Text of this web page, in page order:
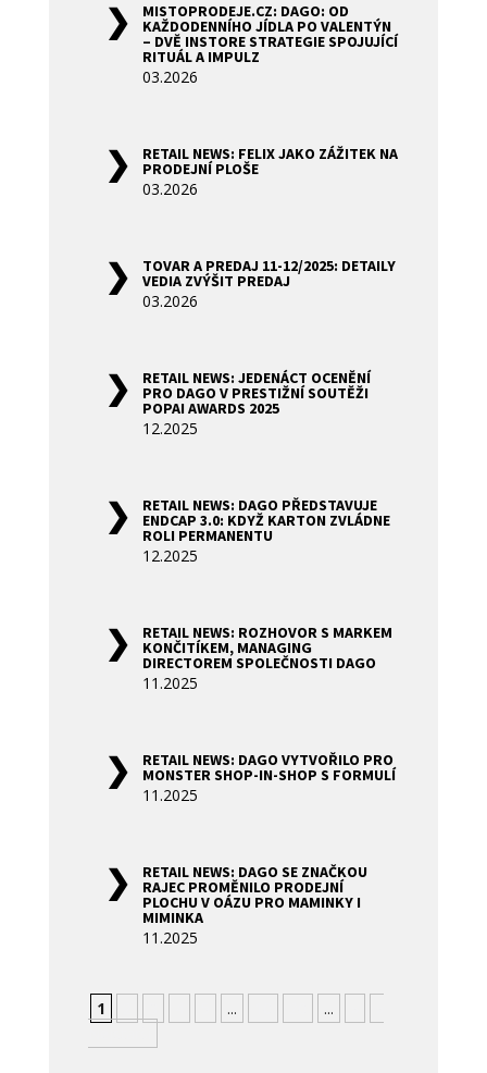
MISTOPRODEJE.CZ: DAGO: OD
KAŽDODENNÍHO JÍDLA PO VALENTÝN
– DVĚ INSTORE STRATEGIE SPOJUJÍCÍ
RITUÁL A IMPULZ
03.2026
RETAIL NEWS: FELIX JAKO ZÁŽITEK NA
PRODEJNÍ PLOŠE
03.2026
TOVAR A PREDAJ 11-12/2025: DETAILY
VEDIA ZVÝŠIT PREDAJ
03.2026
RETAIL NEWS: JEDENÁCT OCENĚNÍ
PRO DAGO V PRESTIŽNÍ SOUTĚŽI
POPAI AWARDS 2025
12.2025
RETAIL NEWS: DAGO PŘEDSTAVUJE
ENDCAP 3.0: KDYŽ KARTON ZVLÁDNE
ROLI PERMANENTU
12.2025
RETAIL NEWS: ROZHOVOR S MARKEM
KONČITÍKEM, MANAGING
DIRECTOREM SPOLEČNOSTI DAGO
11.2025
RETAIL NEWS: DAGO VYTVOŘILO PRO
MONSTER SHOP-IN-SHOP S FORMULÍ
11.2025
RETAIL NEWS: DAGO SE ZNAČKOU
RAJEC PROMĚNILO PRODEJNÍ
PLOCHU V OÁZU PRO MAMINKY I
MIMINKA
11.2025
1 ... ...